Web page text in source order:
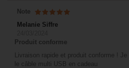
Note
Melanie Siffre
Produit conforme
Livraison rapide et produit conforme !
le câble multi USB en cadeau